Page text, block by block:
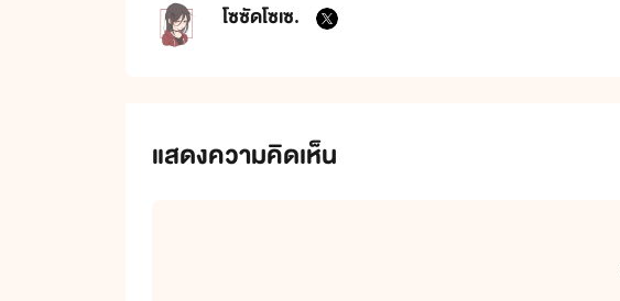
โซซัดโซเซ.
แสดงความคิดเห็น